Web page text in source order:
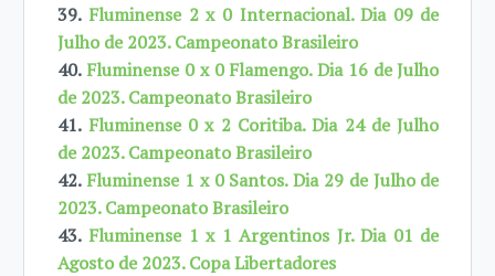
39. Fluminense 2 x 0 Internacional. Dia 09 de
Julho de 2023. Campeonato Brasileiro
40. Fluminense 0 x 0 Flamengo. Dia 16 de Julho
de 2023. Campeonato Brasileiro
41. Fluminense 0 x 2 Coritiba. Dia 24 de Julho
de 2023. Campeonato Brasileiro
42. Fluminense 1 x 0 Santos. Dia 29 de Julho de
2023. Campeonato Brasileiro
43. Fluminense 1 x 1 Argentinos Jr. Dia 01 de
Agosto de 2023. Copa Libertadores